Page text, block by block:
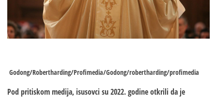
Godong/Robertharding/Profimedia/Godong/robertharding/profimedia
Pod pritiskom medija, isusovci su 2022. godine otkrili da je